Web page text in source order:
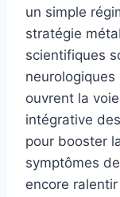
un simple
stratégie
scientifiques
ouvrent la
intégrative
pour booster
symptômes
encore